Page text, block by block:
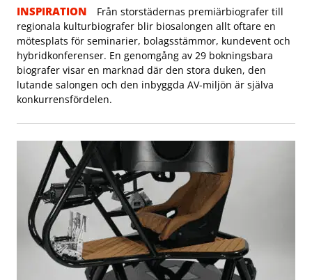
INSPIRATION
Från storstädernas premiärbiografer till
regionala kulturbiografer blir biosalongen allt oftare en
mötesplats för seminarier, bolagsstämmor, kundevent och
hybridkonferenser. En genomgång av 29 bokningsbara
biografer visar en marknad där den stora duken, den
lutande salongen och den inbyggda AV-miljön är själva
konkurrensfördelen.